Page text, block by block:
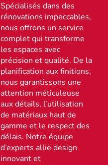
Spécialisés dans des
rénovations impeccables,
nous offrons un service
complet qui transforme
les espaces avec
précision et qualité. De la
planification aux finitions,
nous garantissons une
attention méticuleuse
aux détails, l’utilisation
de matériaux haut de
gamme et le respect des
délais. Notre équipe
d’experts allie design
innovant et